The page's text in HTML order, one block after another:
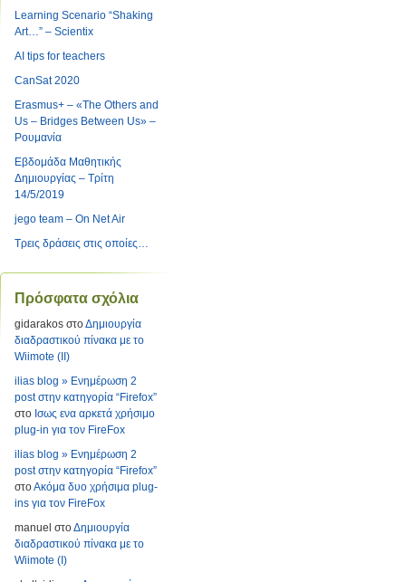
Learning Scenario “Shaking
Art…” – Scientix
AI tips for teachers
CanSat 2020
Erasmus+ – «The Others and
Us – Bridges Between Us» –
Ρουμανία
Εβδομάδα Μαθητικής
Δημιουργίας – Τρίτη
14/5/2019
jego team – On Net Air
Τρεις δράσεις στις οποίες…
Πρόσφατα σχόλια
gidarakos στοΔημιουργία
διαδραστικού πίνακα με το
Wiimote (II)
ilias blog » Ενημέρωση 2
post στην κατηγορία “Firefox”
στο Ισως ενα αρκετά χρήσιμο
plug-in για τον FireFox
ilias blog » Ενημέρωση 2
post στην κατηγορία “Firefox”
στοΑκόμα δυο χρήσιμα plug-
ins για τον FireFox
manuel στοΔημιουργία
διαδραστικού πίνακα με το
Wiimote (I)